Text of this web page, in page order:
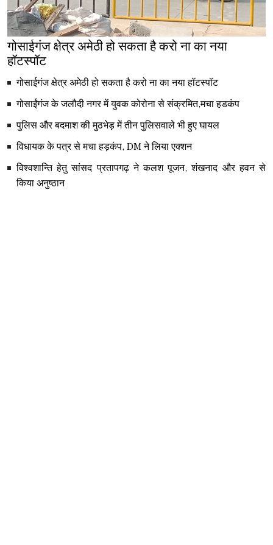
गोसाईगंज क्षेत्र अमेठी हो सकता है करो ना का नया
हॉटस्पॉट
गोसाईगंज क्षेत्र अमेठी हो सकता है करो ना का नया हॉटस्पॉट
गोसाईंगंज के जलौदी नगर में युवक कोरोना से संक्रमित,मचा हडकंप
पुलिस और बदमाश की मुठभेड़ में तीन पुलिसवाले भी हुए घायल
विधायक के पत्र से मचा हड़कंप, DM ने लिया एक्शन
विश्वशान्ति हेतु सांसद प्रतापगढ़ ने कलश पूजन, शंखनाद और हवन से
किया अनुष्ठान